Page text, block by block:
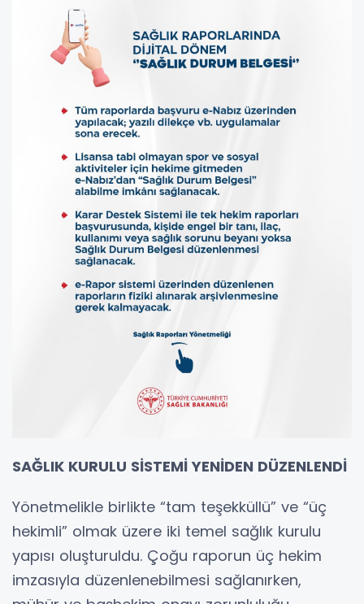
SAĞLIK KURULU SİSTEMİ YENİDEN DÜZENLENDİ
Yönetmelikle birlikte “tam teşekküllü” ve “üç
hekimli” olmak üzere iki temel sağlık kurulu
yapısı oluşturuldu. Çoğu raporun üç hekim
imzasıyla düzenlenebilmesi sağlanırken,